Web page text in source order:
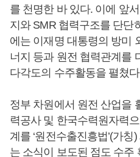
를 천명한 바 있다. 이에 앞
지와 SMR 협력구조를 단단
에는 이재명 대통령의 방미
너지 등과 원전 협력관계를
다각도의 수주활동을 펼쳤
정부 차원에서 원전 산업을
력공사 및 한국수력원자력
계를 ‘원전수출진흥법’(가
는 소식이 보도된 점도 수주